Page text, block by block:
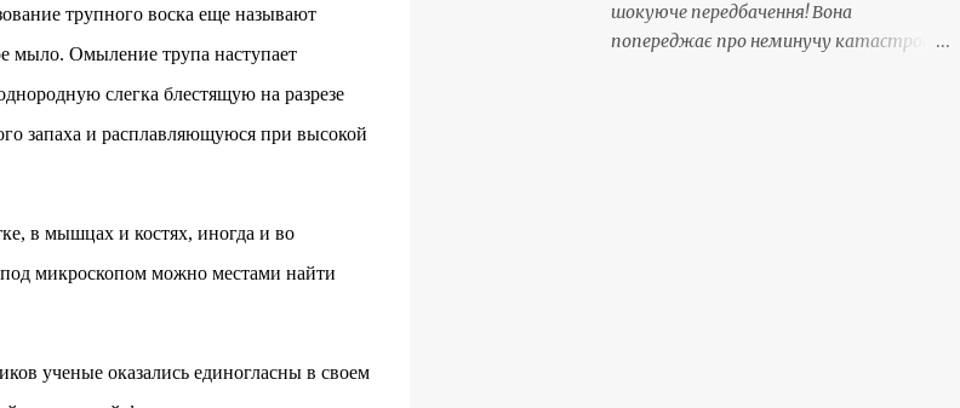
трупного воска еще называют
мыло. Омыление трупа наступает
слегка блестящую на разрезе
запаха и расплавляющуюся при высокой
в мышцах и костях, иногда и во
под микроскопом можно местами найти
ученые оказались единогласны в своем
шокуюче передбачення! Вона
попереджає про неминучу катастрофу